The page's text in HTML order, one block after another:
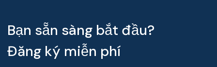
Bạn sẵn sàng bắt đầu?
Đăng ký miễn phí